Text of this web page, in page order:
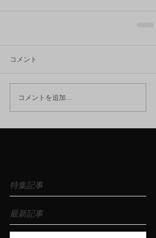
コメント
コメントを追加…
特集記事
最新記事